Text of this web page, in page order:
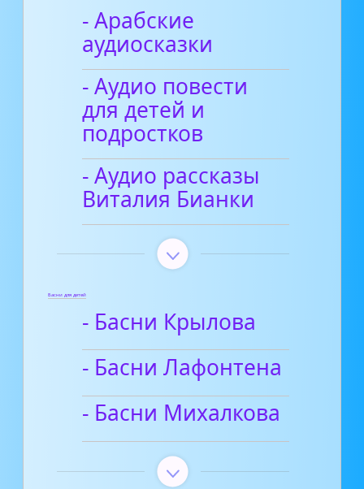
- Арабские
аудиосказки
- Аудио повести
для детей и
подростков
- Аудио рассказы
Виталия Бианки
Басни для детей
- Басни Крылова
- Басни Лафонтена
- Басни Михалкова